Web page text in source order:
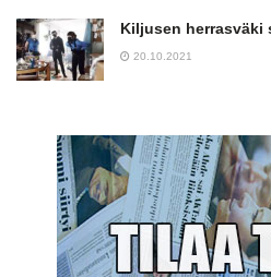
Kiljusen herrasväki
20.10.2021